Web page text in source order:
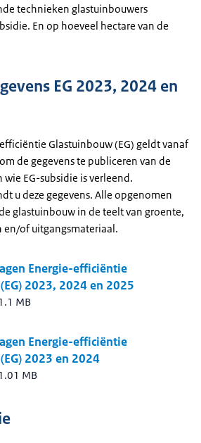
technieken glastuinbouwers
En op hoeveel hectare van de
EG 2023, 2024 en
Glastuinbouw (EG) geldt vanaf
de gegevens te publiceren van de
EG-subsidie is verleend.
u deze gegevens. Alle opgenomen
glastuinbouw in de teelt van groente,
of uitgangsmateriaal.
Energie-efficiëntie
2023, 2024 en 2025
MB
Energie-efficiëntie
2023 en 2024
MB